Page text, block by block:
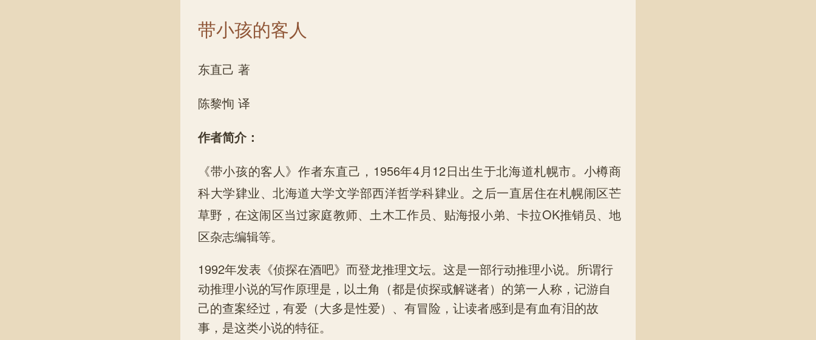
带小孩的客人
东直己 著
陈黎恂 译
作者简介：
《带小孩的客人》作者东直己，1956年4月12日出生于北海道札幌市。小樽商
科大学肄业、北海道大学文学部西洋哲学科肄业。之后一直居住在札幌闹区芒
草野，在这闹区当过家庭教师、土木工作员、贴海报小弟、卡拉OK推销员、地
区杂志编辑等。
1992年发表《侦探在酒吧》而登龙推理文坛。这是一部行动推理小说。所谓行
动推理小说的写作原理是，以土角（都是侦探或解谜者）的第一人称，记游自
己的查案经过，有爱（大多是性爱）、有冒险，让读者感到是有血有泪的故
事，是这类小说的特征。